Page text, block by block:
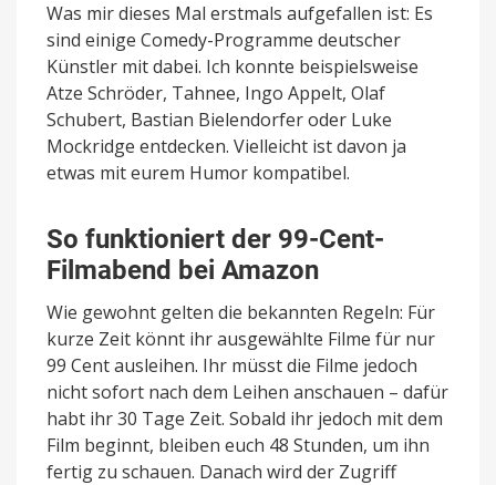
Was mir dieses Mal erstmals aufgefallen ist: Es
sind einige Comedy-Programme deutscher
Künstler mit dabei. Ich konnte beispielsweise
Atze Schröder, Tahnee, Ingo Appelt, Olaf
Schubert, Bastian Bielendorfer oder Luke
Mockridge entdecken. Vielleicht ist davon ja
etwas mit eurem Humor kompatibel.
So funktioniert der 99-Cent-
Filmabend bei Amazon
Wie gewohnt gelten die bekannten Regeln: Für
kurze Zeit könnt ihr ausgewählte Filme für nur
99 Cent ausleihen. Ihr müsst die Filme jedoch
nicht sofort nach dem Leihen anschauen – dafür
habt ihr 30 Tage Zeit. Sobald ihr jedoch mit dem
Film beginnt, bleiben euch 48 Stunden, um ihn
fertig zu schauen. Danach wird der Zugriff